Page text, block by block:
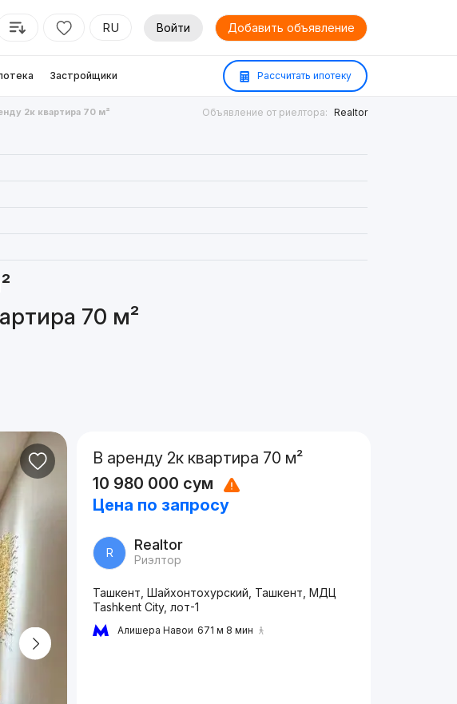
RU Войти Добавить объявление
Застройщики Рассчитать ипотеку
2к квартира 70 м² Объявление от риелтора: Realtor
70 м²
В аренду 2к квартира 70 м²
10 980 000 сум
Цена по запросу
R Realtor
Риэлтор
Ташкент, Шайхонтохурский, Ташкент, МДЦ
Tashkent City, лот-1
Алишера Навои 671 м 8 мин